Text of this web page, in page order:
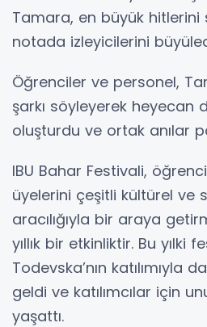
Tamara, en büyük hitlerini
notada izleyicilerini
Öğrenciler ve personel,
şarkı söyleyerek heyecan
oluşturdu ve ortak anılar
IBU Bahar Festivali,
üyelerini çeşitli kültürel ve
aracılığıyla bir araya
yıllık bir etkinliktir. Bu yılki
Todevska’nın katılımıyla
geldi ve katılımcılar için
yaşattı.